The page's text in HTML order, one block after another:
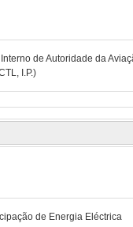
de Autoridade da
I.P.)
de Energia Eléctrica